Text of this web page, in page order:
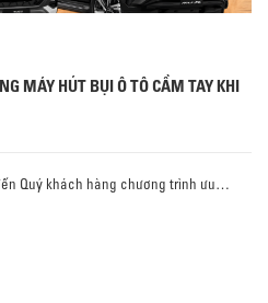
MÁY HÚT BỤI Ô TÔ CẦM TAY KHI
Quý khách hàng chương trình ưu…